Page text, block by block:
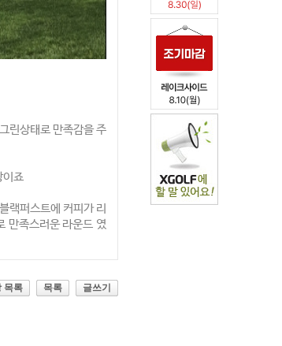
린상태로 만족감을 주
이죠
랙퍼스트에 커피가 리
만족스러운 라운드 였
목록 목록 글쓰기